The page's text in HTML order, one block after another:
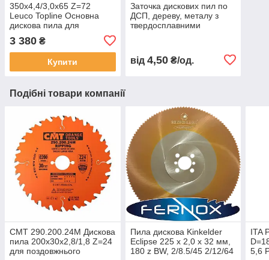
350x4,4/3,0x65 Z=72
Leuco Topline Основна
дискова пила для
3 380 ₴
Купити
Заточка дискових пил по
ДСП, дереву, металу з
твердосплавними
від 4,50₴/од.
Подібні товари компанії
CMT 290.200.24M Дискова
пила 200x30x2,8/1,8 Z=24
для поздовжнього
Пила дискова Kinkelder
Eclipse 225 x 2,0 x 32 мм,
180 z BW, 2/8.5/45 2/12/64
ITA
5,6